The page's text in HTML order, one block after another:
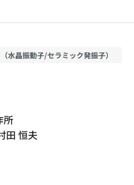
水晶振動子/セラミック発振子）
所
田 恒夫